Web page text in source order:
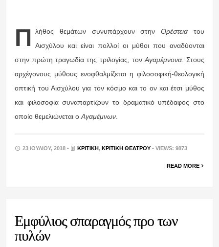
Π λήθος θεμάτων συνυπάρχουν στηνΟρέστεια του
Αισχύλου και είναι πολλοί οι μύθοι που αναδύονται
στην πρώτη τραγωδία της τριλογίας, τον Αγαμέμνονα. Στους
αρχέγονους μύθους ενοφθαλμίζεται η φιλοσοφική-θεολογική
οπτική του Αισχύλου για τον κόσμο και το ον και έτσι μύθος
και φιλοσοφία συναπαρτίζουν το δραματικό υπέδαφος στο
οποίο θεμελιώνεται οΑγαμέμνων
23 ΙΟΥΛΊΟΥ, 2018 • ΚΡΙΤΙΚΉ,ΚΡΙΤΙΚΉ ΘΕΆΤΡΟΥ • VIEWS: 9873
READ MORE
Εμφύλιος σπαραγμός προ των
πυλών